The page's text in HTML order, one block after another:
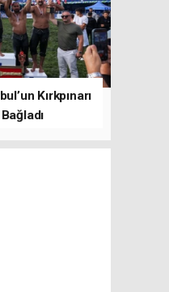
Kırkpınarı